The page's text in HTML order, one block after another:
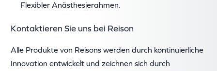
Flexibler Anästhesierahmen.
Kontaktieren Sie uns bei Reison
Alle Produkte von Reisons werden durch kontinuierliche
Innovation entwickelt und zeichnen sich durch